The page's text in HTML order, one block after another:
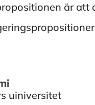
är att
uiniversitet